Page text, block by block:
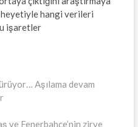
hangi verileri
işaretler
Aşılama devam
ve Fenerbahçe’nin zirve